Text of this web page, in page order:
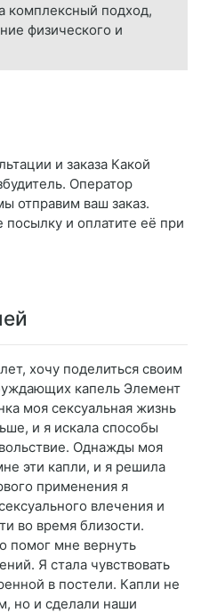
комплексный подход,
физического и
и заказа Какой
Оператор
отправим ваш заказ.
и оплатите её при
хочу поделиться своим
капель Элемент
моя сексуальная жизнь
и я искала способы
Однажды моя
эти капли, и я решила
применения я
влечения и
во время близости.
помог мне вернуть
Я стала чувствовать
в постели. Капли не
но и сделали наши